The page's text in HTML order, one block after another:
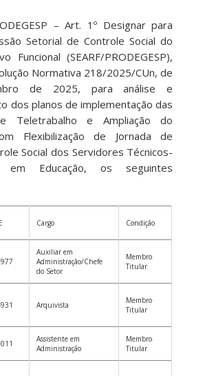
– Art. 1º Designar para
Setorial de Controle Social do
Funcional (SEARF/PRODEGESP),
Normativa 218/2025/CUn, de
de 2025, para análise e
dos planos de implementação das
Teletrabalho e Ampliação do
Flexibilização de Jornada de
Social dos Servidores Técnicos-
em Educação, os seguintes
Cargo Condição
Auxiliar em
Administração/Chefe
do Setor
Membro
Titular
Arquivista
Membro
Titular
Assistente em
Administração
Membro
Titular